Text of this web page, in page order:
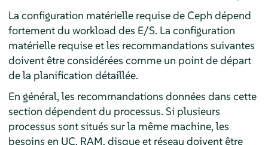
La configuration matérielle requise de Ceph dépend
fortement du workload des E/S. La configuration
matérielle requise et les recommandations suivantes
doivent être considérées comme un point de départ
de la planification détaillée.
En général, les recommandations données dans cette
section dépendent du processus. Si plusieurs
processus sont situés sur la même machine, les
besoins en UC, RAM, disque et réseau doivent être